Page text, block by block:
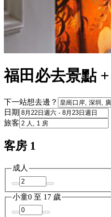
福田必去景點
下一站想去邊？
日期
旅客
客房 1
成人
小童0 至 17 歲